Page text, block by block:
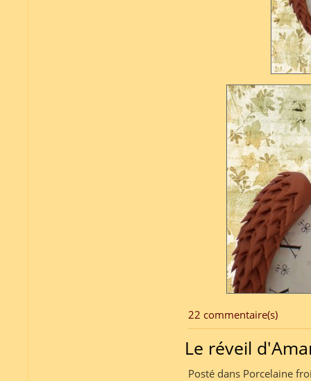
22 commentaire(s)
Le réveil
Posté dans Porcelaine